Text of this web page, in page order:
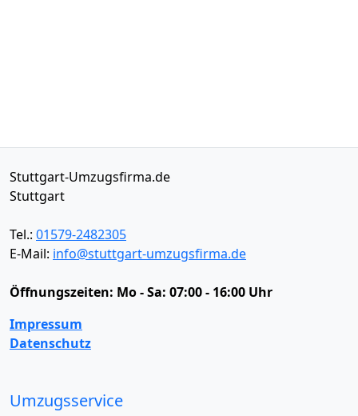
Stuttgart-Umzugsfirma.de
Stuttgart
Tel.: 01579-2482305
E-Mail: info@stuttgart-umzugsfirma.de
Öffnungszeiten: Mo - Sa: 07:00 - 16:00 Uhr
Impressum
Datenschutz
Umzugsservice